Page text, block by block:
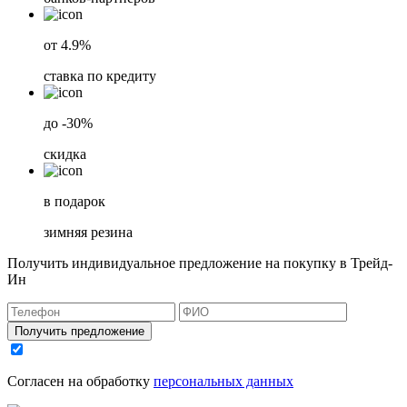
от 4.9%
ставка по кредиту
до -30%
скидка
в подарок
зимняя резина
Получить индивидуальное предложение на покупку в Трейд-
Ин
Получить предложение
Согласен на обработку персональных данных